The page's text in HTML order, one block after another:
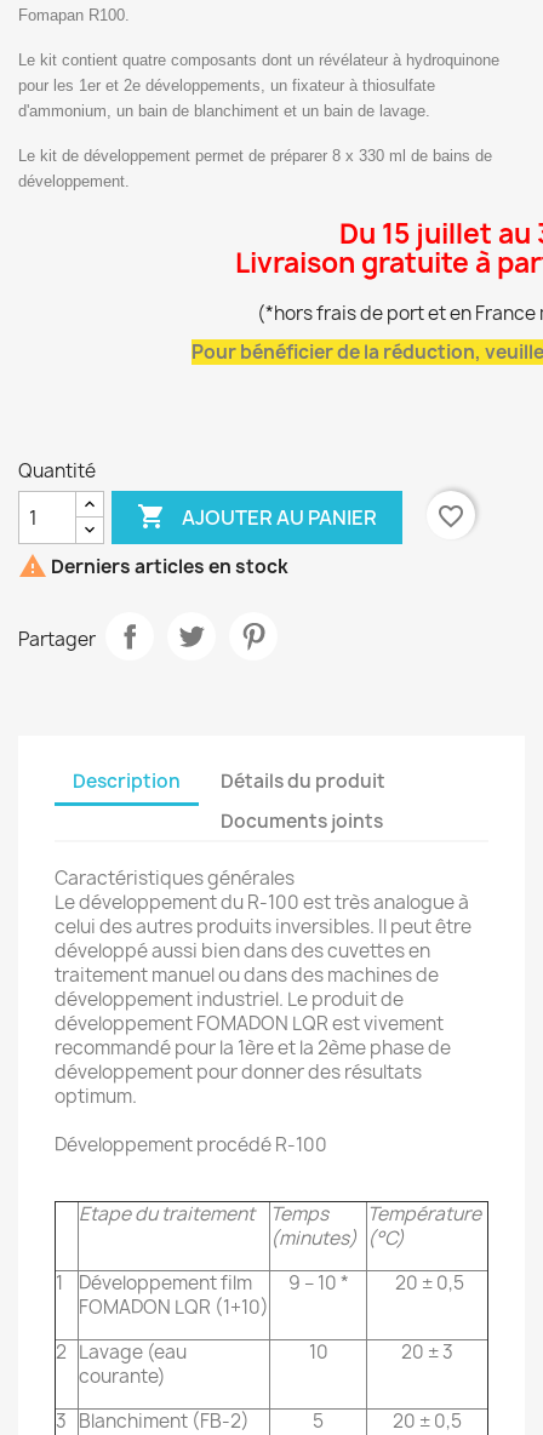
Fomapan R100.
Le kit contient quatre composants dont un révélateur à hydroquinone
pour les 1er et 2e développements, un fixateur à thiosulfate
d'ammonium, un bain de blanchiment et un bain de lavage.
Le kit de développement permet de préparer 8 x 330 ml de bains de
développement.
Du 15 juillet au
Livraison gratuite à
(*hors frais de port et en
Pour bénéficier de la réduction,
Quantité
 AJOUTER AU PANIER
favorite_border
 Derniers articles en stock
Partager
Description
Détails du produit
Documents joints
Caractéristiques générales
Le développement du R-100 est très analogue à
celui des autres produits inversibles. Il peut être
développé aussi bien dans des cuvettes en
traitement manuel ou dans des machines de
développement industriel. Le produit de
développement FOMADON LQR est vivement
recommandé pour la 1ère et la 2ème phase de
développement pour donner des résultats
optimum.
Développement procédé R-100
Etape du traitement
Temps
(minutes)
Température
(°C)
1
Développement film
FOMADON LQR (1+10)
9 – 10 * 20 ± 0,5
2 Lavage (eau
courante)
10 20 ± 3
3 Blanchiment (FB-2) 5
20 ± 0,5